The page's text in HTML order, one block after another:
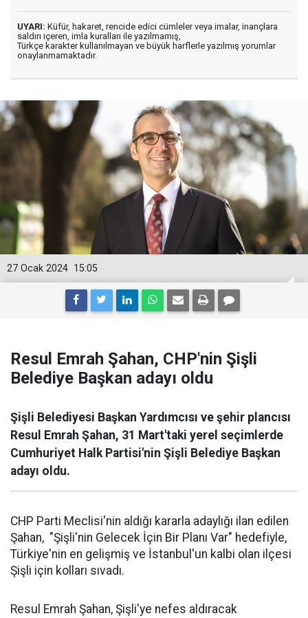
UYARI: Küfür, hakaret, rencide edici cümleler veya imalar, inançlara
saldırı içeren, imla kuralları ile yazılmamış,
Türkçe karakter kullanılmayan ve büyük harflerle yazılmış yorumlar
onaylanmamaktadır.
15:05
27 Ocak 2024
Resul Emrah Şahan, CHP'nin Şişli
Belediye Başkan adayı oldu
Şişli Belediyesi Başkan Yardımcısı ve şehir plancısı
Resul Emrah Şahan, 31 Mart'taki yerel seçimlerde
Cumhuriyet Halk Partisi'nin Şişli Belediye Başkan
adayı oldu.
CHP Parti Meclisi'nin aldığı kararla adaylığı ilan edilen
Şahan, "Şişli'nin Gelecek İçin Bir Planı Var" hedefiyle,
Türkiye'nin en gelişmiş ve İstanbul'un kalbi olan ilçesi
Şişli için kolları sıvadı.
Resul Emrah Şahan, Şişli'ye nefes aldıracak